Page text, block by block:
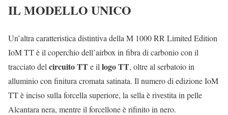
IL MODELLO UNICO
Un’altra caratteristica distintiva della M 1000 RR Limited Edition
IoM TT è il coperchio dell’airbox in fibra di carbonio con il
tracciato del circuito TTe il logo TT, oltre al serbatoio in
alluminio con finitura cromata satinata. Il numero di edizione IoM
TT è inciso sulla forcella superiore, la sella è rivestita in pelle
Alcantara nera, mentre il forcellone è rifinito in nero.